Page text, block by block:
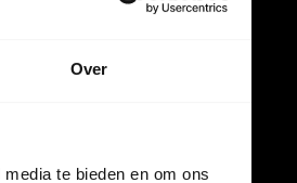
Over
te bieden en om ons